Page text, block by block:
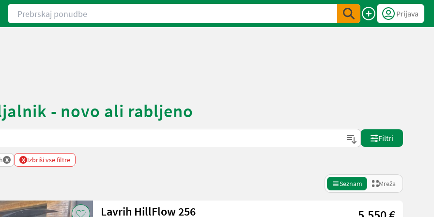
Prebrskaj ponudbe
Prijava
- novo ali rabljeno
Filtri
x x Izbriši vse filtre
Seznam Mreža
Lavrih HillFlow 256